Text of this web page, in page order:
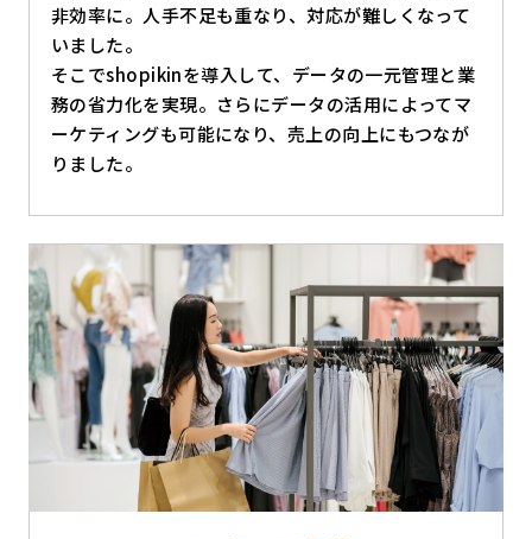
非効率に。人手不足も重なり、対応が難しくなって
いました。
そこでshopikinを導入して、データの一元管理と業
務の省力化を実現。さらにデータの活用によってマ
ーケティングも可能になり、売上の向上にもつなが
りました。